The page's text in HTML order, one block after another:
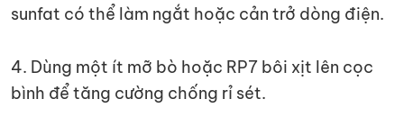
sunfat có thể làm ngắt hoặc cản trở dòng điện.
4. Dùng một ít mỡ bò hoặc RP7 bôi xịt lên cọc
bình để tăng cường chống rỉ sét.